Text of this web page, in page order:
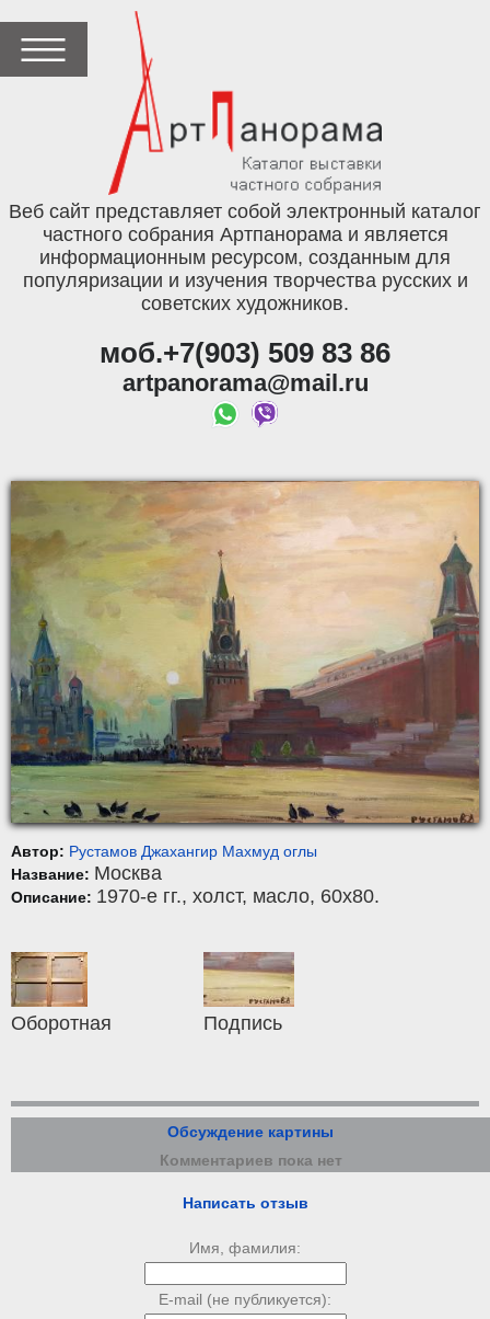
Веб сайт представляет собой электронный каталог
частного собрания Артпанорама и является
информационным ресурсом, созданным для
популяризации и изучения творчества русских и
советских художников.
моб.+7(903) 509 83 86
artpanorama@mail.ru
Автор: Рустамов Джахангир Махмуд оглы
Название: Москва
Описание: 1970-е гг., холст, масло, 60x80.
Оборотная Подпись
Обсуждение картины
Комментариев пока нет
Написать отзыв
Имя, фамилия:
E-mail (не публикуется):